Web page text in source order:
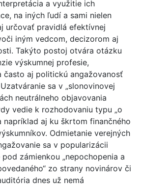
a využitie ich
na iných ľudí a sami nielen
určovať pravidlá efektívnej
iným vedcom, decizorom aj
Takýto postoj otvára otázku
výskumnej profesie,
často aj politickú angažovanosť
sa v „slonovinovej
neutrálneho objavovania
vedie k rozhodovaniu typu „o
napríklad aj ku škrtom finančného
Odmietanie verejných
sa v popularizácii
zámienkou „nepochopenia a
zo strany novinárov či
dnes už nemá